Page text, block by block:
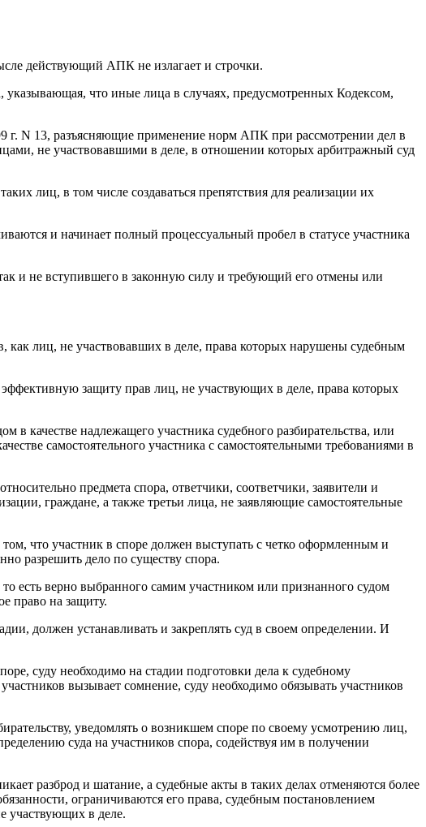
действующий АПК не излагает и строчки.
что иные лица в случаях, предусмотренных Кодексом,
N 13, разъясняющие применение норм АПК при рассмотрении дел в
не участвовавшими в деле, в отношении которых арбитражный суд
лиц, в том числе создаваться препятствия для реализации их
и начинает полный процессуальный пробел в статусе участника
и не вступившего в законную силу и требующий его отмены или
как лиц, не участвовавших в деле, права которых нарушены судебным
защиту прав лиц, не участвующих в деле, права которых
качестве надлежащего участника судебного разбирательства, или
самостоятельного участника с самостоятельными требованиями в
предмета спора, ответчики, соответчики, заявители и
граждане, а также третьи лица, не заявляющие самостоятельные
что участник в споре должен выступать с четко оформленным и
разрешить дело по существу спора.
есть верно выбранного самим участником или признанного судом
право на защиту.
должен устанавливать и закреплять суд в своем определении. И
суду необходимо на стадии подготовки дела к судебному
вызывает сомнение, суду необходимо обязывать участников
уведомлять о возникшем споре по своему усмотрению лиц,
суда на участников спора, содействуя им в получении
разброд и шатание, а судебные акты в таких делах отменяются более
ограничиваются его права, судебным постановлением
участвующих в деле.